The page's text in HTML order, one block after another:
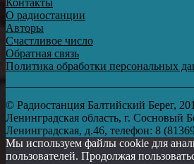
Контакты
О радиостанции
Авторы
Счастливое число
Обратная связь
Политика обработки персональных
© Радиостанция Балтийский Берег,
Ленинградская область, г. Сосновый
Ленинградская, д.46, телефон: 8
Мы используем файлы cookie для
пользователей. Продолжая